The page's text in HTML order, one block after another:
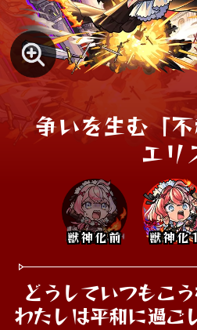
争いを生む「
エリ
獣神化前 獣神化
どうしていつもこ
わたしは平和に過ご